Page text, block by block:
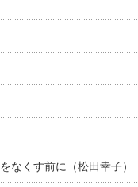
なくす前に（松田幸子）